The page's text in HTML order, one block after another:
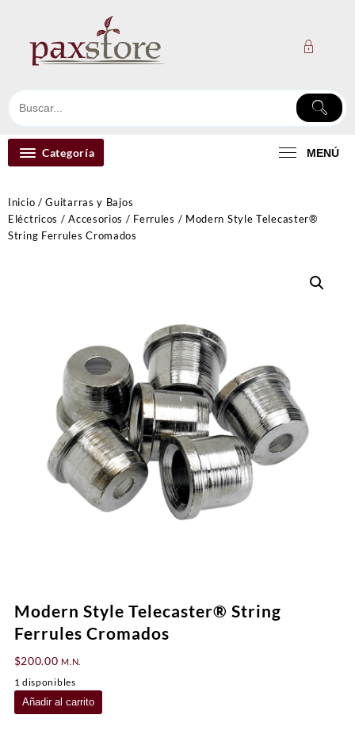
contenido
Categoría MENÚ
Inicio /Guitarras y Bajos
Eléctricos /Accesorios / Ferrules / Modern Style Telecaster®
String Ferrules Cromados
Modern Style Telecaster® String
Ferrules Cromados
$200.00 M.N.
1 disponibles
Modern
Style
Añadir al carrito